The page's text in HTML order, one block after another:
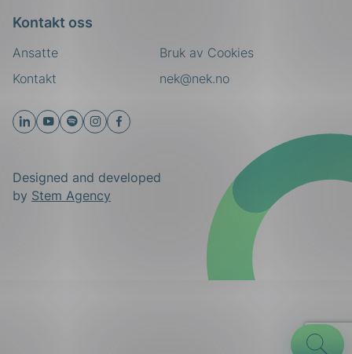
Kontakt oss
Ansatte
nek@nek.no
Kontakt
Bruk av Cookies
Designed and developed
by Stem Agency